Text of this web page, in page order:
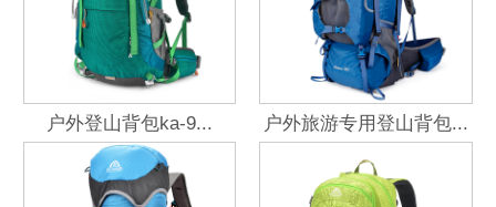
户外登山背包ka-9... 户外旅游专用登山背包...